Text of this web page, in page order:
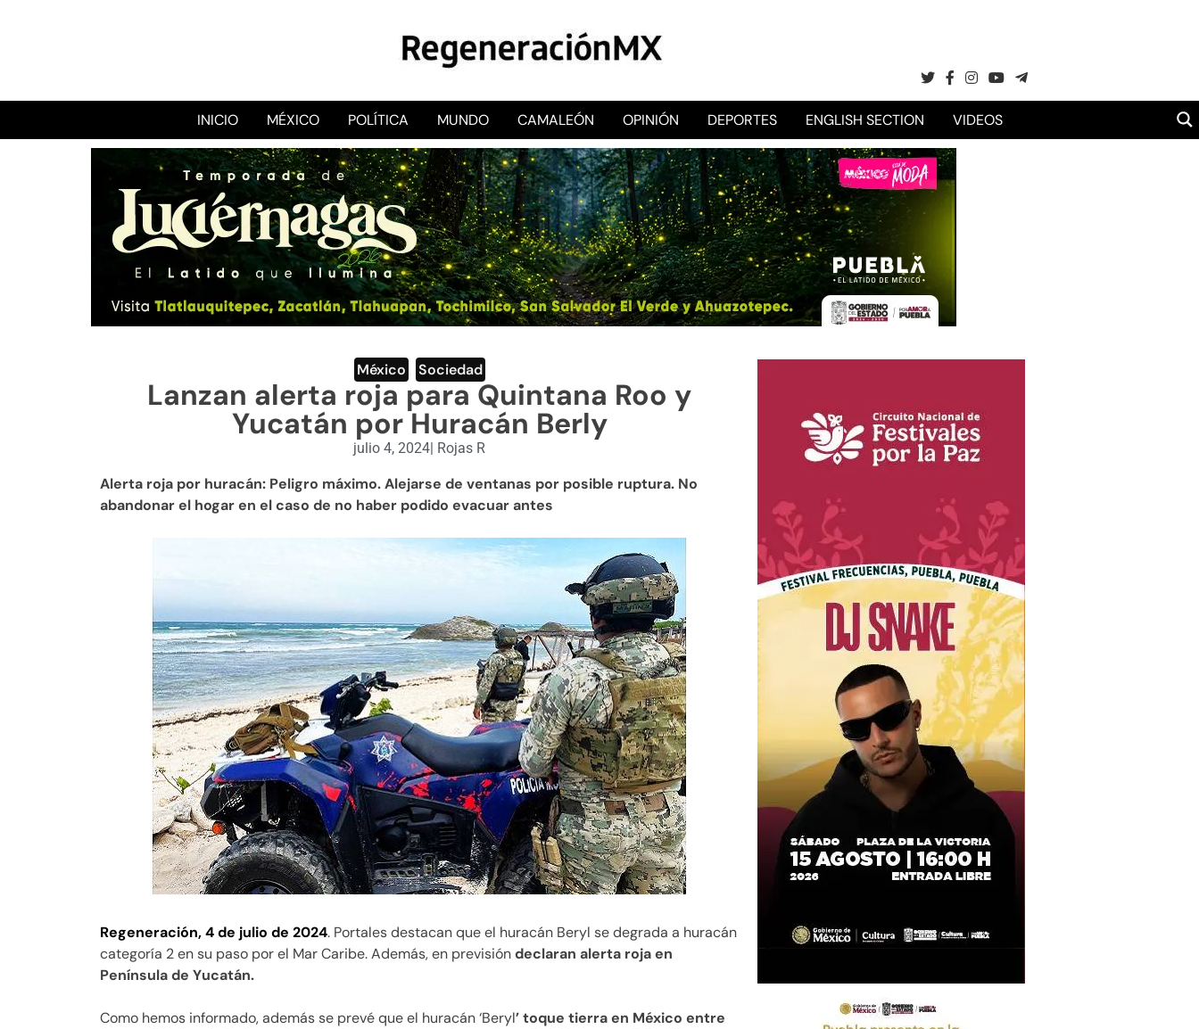
RegeneraciónMX
Sitio de noticias libre e independiente
INICIO MÉXICO POLÍTICA MUNDO CAMALEÓN OPINIÓN DEPORTES ENGLISH SECTION VIDEOS
México Sociedad
Lanzan alerta roja para Quintana Roo y
Yucatán por Huracán Berly
julio 4, 2024 Rojas R
Alerta roja por huracán: Peligro máximo. Alejarse de ventanas por posible ruptura. No
abandonar el hogar en el caso de no haber podido evacuar antes
Regeneración, 4 de julio de 2024. Portales destacan que el huracán Beryl se degrada a huracán
categoría 2 en su paso por el Mar Caribe. Además, en previsióndeclaran alerta roja en
Península de Yucatán.
Como hemos informado, además se prevé que el huracán ‘Beryl’ toque tierra en México entre